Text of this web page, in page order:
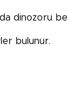
bulunur.